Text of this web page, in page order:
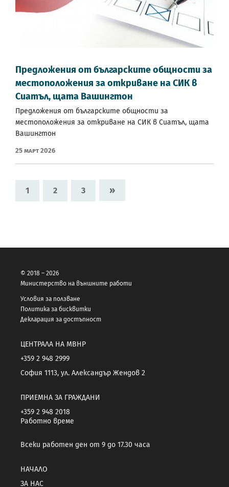
Предложения от българските общности за
местоположения за откриване на СИК в
Сиатъл, щата Вашингтон
Предложения от българските общности за
местоположения за откриване на СИК в Сиатъл, щата
Вашингтон
25 Март 2026
1 2 3 »
© 2018 – 2026
Министерство на външните работи
Условия за ползване
Политика за бисквитки
Декларация за достъпност
ЦЕНТРАЛА НА МВНР
+359 2 948 2999
София 1113, ул. Александър Жендов 2
ПРИЕМНА ЗА ГРАЖДАНИ
+359 2 948 2018
Работно време
Всеки работен ден от 9 до 17.30 часа
НАЧАЛО
ЗА НАС